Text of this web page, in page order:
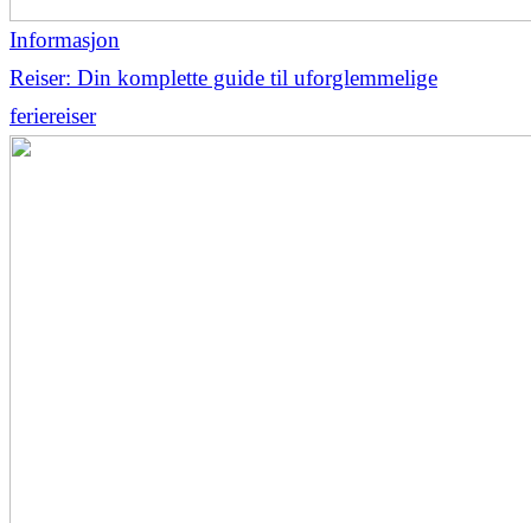
Informasjon
Reiser: Din komplette guide til uforglemmelige
feriereiser